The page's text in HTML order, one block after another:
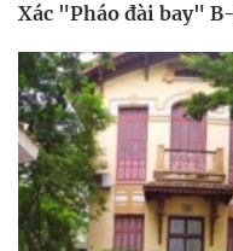
Xác "Pháo đài bay"